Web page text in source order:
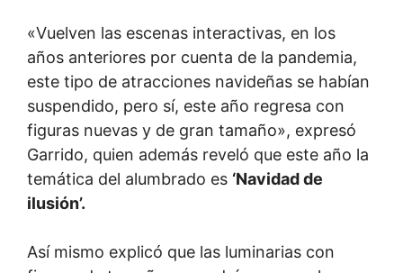
«Vuelven las escenas interactivas, en los
años anteriores por cuenta de la pandemia,
este tipo de atracciones navideñas se habían
suspendido, pero sí, este año regresa con
figuras nuevas y de gran tamaño», expresó
Garrido, quien además reveló que este año la
temática del alumbrado es ‘Navidad de
ilusión’.
Así mismo explicó que las luminarias con